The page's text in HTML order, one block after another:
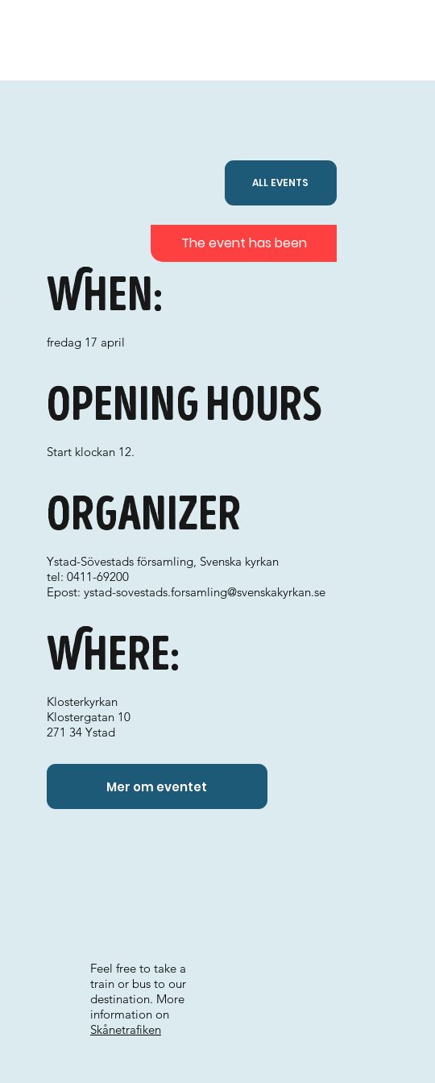
ALL EVENTS
When:
fredag 17 april
Where:
Organizer
Ystad-Sövestads församling, Svenska kyrkan
tel: 0411-69200
Epost: ystad-sovestads.forsamling@svenskakyrkan.se
Klosterkyrkan
Klostergatan 10
271 34 Ystad
Opening hours
Start klockan 12.
Mer om eventet
The event has been
Feel free to take a
train or bus to our
destination. More
information on
Skånetrafiken